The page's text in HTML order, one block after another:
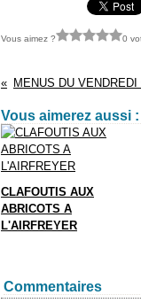
Vous aimez ? 0
Vous aimerez aussi :
CLAFOUTIS AUX
ABRICOTS A
L'AIRFREYER
Commentaires